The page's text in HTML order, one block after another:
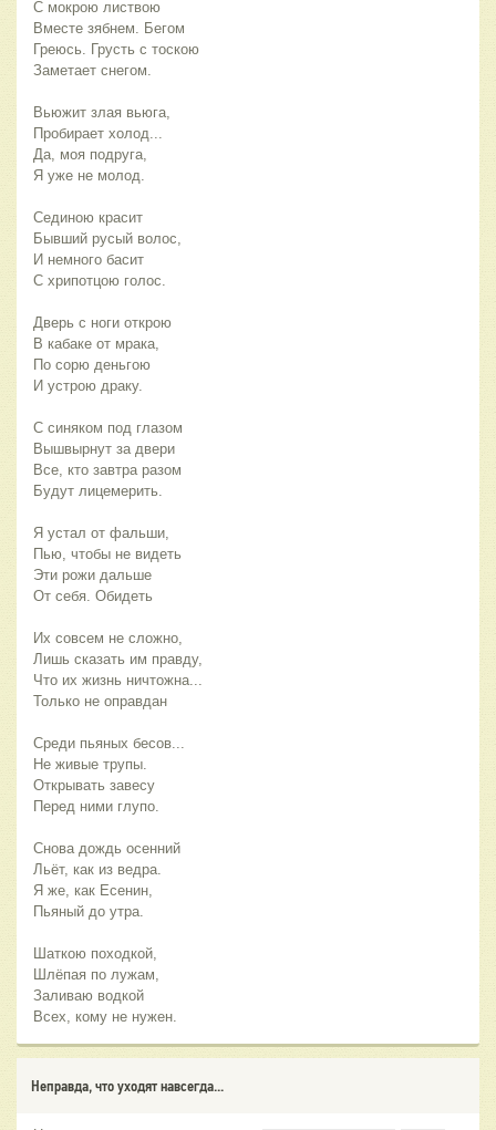
С мокрою листвою
Вместе зябнем. Бегом
Греюсь. Грусть с тоскою
Заметает снегом.
Вьюжит злая вьюга,
Пробирает холод...
Да, моя подруга,
Я уже не молод.
Сединою красит
Бывший русый волос,
И немного басит
С хрипотцою голос.
Дверь с ноги открою
В кабаке от мрака,
По сорю деньгою
И устрою драку.
С синяком под глазом
Вышвырнут за двери
Все, кто завтра разом
Будут лицемерить.
Я устал от фальши,
Пью, чтобы не видеть
Эти рожи дальше
От себя. Обидеть
Их совсем не сложно,
Лишь сказать им правду,
Что их жизнь ничтожна...
Только не оправдан
Среди пьяных бесов...
Не живые трупы.
Открывать завесу
Перед ними глупо.
Снова дождь осенний
Льёт, как из ведра.
Я же, как Есенин,
Пьяный до утра.
Шаткою походкой,
Шлёпая по лужам,
Заливаю водкой
Всех, кому не нужен.
Неправда, что уходят навсегда...